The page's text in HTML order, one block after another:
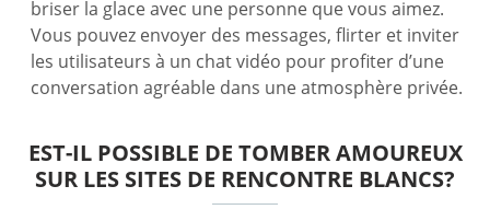
briser la glace avec une personne que vous aimez.
Vous pouvez envoyer des messages, flirter et inviter
les utilisateurs à un chat vidéo pour profiter d’une
conversation agréable dans une atmosphère privée.
EST-IL POSSIBLE DE TOMBER AMOUREUX
SUR LES SITES DE RENCONTRE BLANCS?